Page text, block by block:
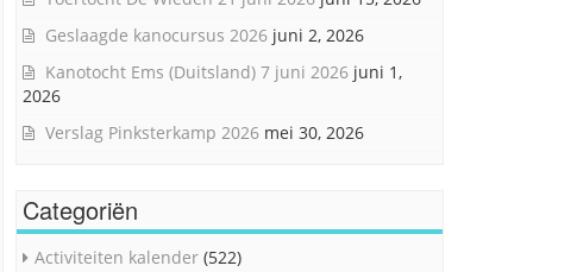
Geslaagde kanocursus 2026 juni 2, 2026
Kanotocht Ems (Duitsland) 7 juni 2026 juni 1,
2026
Verslag Pinksterkamp 2026 mei 30, 2026
Categoriën
Activiteiten kalender (522)